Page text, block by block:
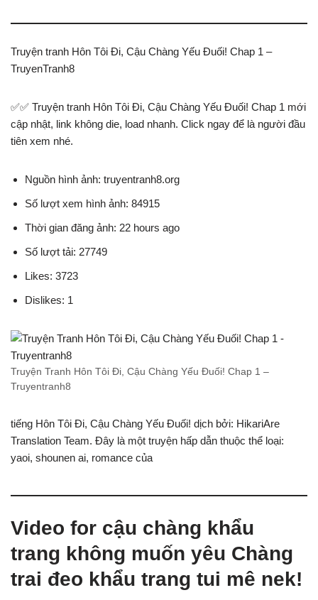
Truyện tranh Hôn Tôi Đi, Cậu Chàng Yếu Đuối! Chap 1 –
TruyenTranh8
✅✅ Truyện tranh Hôn Tôi Đi, Cậu Chàng Yếu Đuối! Chap 1 mới
cập nhật, link không die, load nhanh. Click ngay để là người đầu
tiên xem nhé.
Nguồn hình ảnh: truyentranh8.org
Số lượt xem hình ảnh: 84915
Thời gian đăng ảnh: 22 hours ago
Số lượt tải: 27749
Likes: 3723
Dislikes: 1
Truyện Tranh Hôn Tôi Đi, Cậu Chàng Yếu Đuối! Chap 1 –
Truyentranh8
tiếng Hôn Tôi Đi, Cậu Chàng Yếu Đuối! dịch bởi: HikariAre
Translation Team. Đây là một truyện hấp dẫn thuộc thể loại:
yaoi, shounen ai, romance của
Video for cậu chàng khẩu
trang không muốn yêu Chàng
trai đeo khẩu trang tui mê nek!